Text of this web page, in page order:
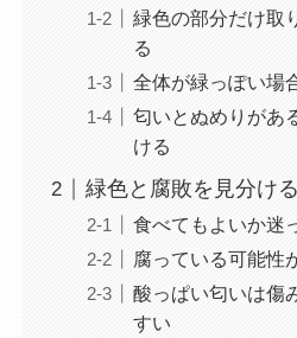
緑色の部分だけ取
る
全体が緑っぽい場
匂いとぬめりがあ
ける
緑色と腐敗を見分け
食べてもよいか迷
腐っている可能性
酸っぱい匂いは傷
すい